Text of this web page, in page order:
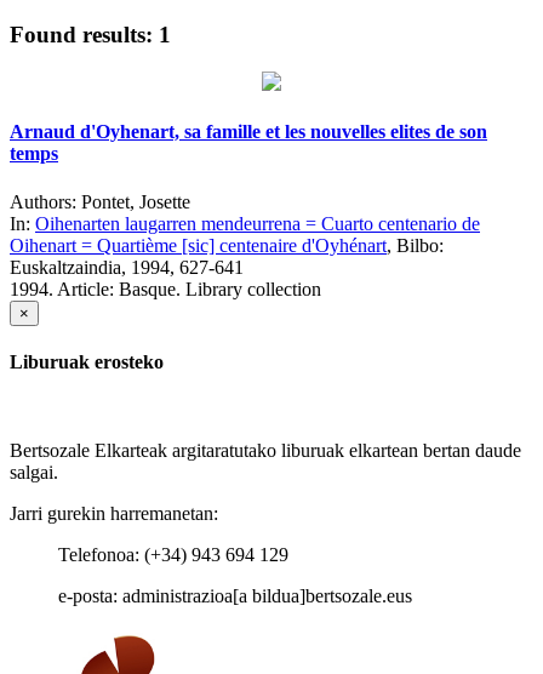
Found results: 1
Arnaud d'Oyhenart, sa famille et les nouvelles elites de son
temps
Authors: Pontet, Josette
In: Oihenarten laugarren mendeurrena = Cuarto centenario de
Oihenart = Quartième [sic] centenaire d'Oyhénart, Bilbo:
Euskaltzaindia, 1994, 627-641
1994. Article: Basque. Library collection
×
Liburuak erosteko
Bertsozale Elkarteak argitaratutako liburuak elkartean bertan daude
salgai.
Jarri gurekin harremanetan:
Telefonoa: (+34) 943 694 129
e-posta: administrazioa[a bildua]bertsozale.eus